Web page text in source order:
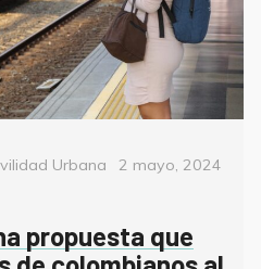
Urbana
Posted
2 mayo, 2024
propuesta que